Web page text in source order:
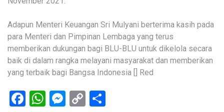
Adapun Menteri Keuangan Sri Mulyani berterima kasih pada
para Menteri dan Pimpinan Lembaga yang terus
memberikan dukungan bagi BLU-BLU untuk dikelola secara
baik di dalam rangka melayani masyarakat dan memberikan
yang terbaik bagi Bangsa Indonesia [] Red
Facebook
WhatsApp
Messenger
Copy